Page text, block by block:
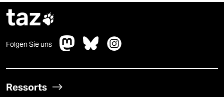
taz
Folgen Sie uns
Ressorts